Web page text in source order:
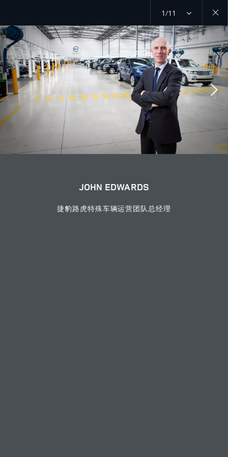
1/11
Close
gallery
JOHN EDWARDS
捷豹路虎特殊车辆运营团队总经理